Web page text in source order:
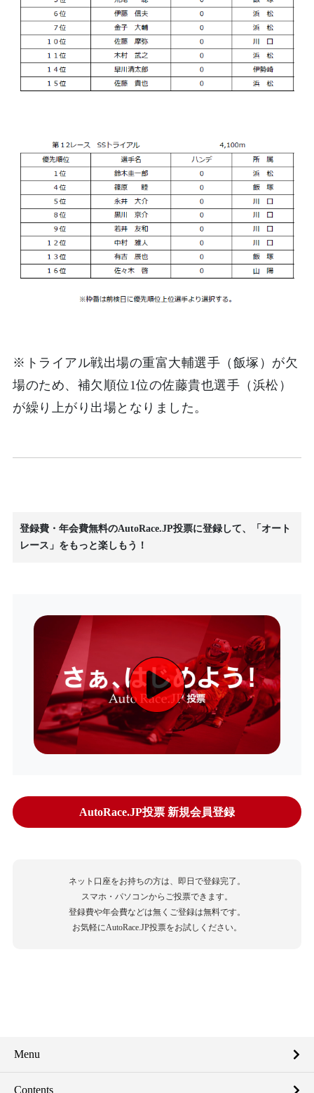
※トライアル戦出場の重富大輔選手（飯塚）が欠
場のため、補欠順位1位の佐藤貴也選手（浜松）
が繰り上がり出場となりました。
登録費・年会費無料のAutoRace.JP投票に登録して、「オート
レース」をもっと楽しもう！
AutoRace.JP投票 新規会員登録
ネット口座をお持ちの方は、即日で登録完了。
スマホ・パソコンからご投票できます。
登録費や年会費などは無くご登録は無料です。
お気軽にAutoRace.JP投票をお試しください。
Menu
Contents